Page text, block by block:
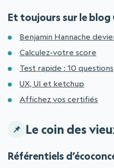
Et toujours sur le blog
Benjamin Hannache
Calculez-votre score
Test rapide : 10 questions
UX, UI et ketchup
Affichez vos certifiés
Le coin des
Référentiels